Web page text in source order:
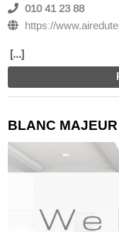
010 41 23 88
https://
[...]
BLANC